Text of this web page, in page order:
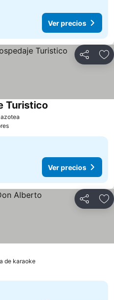
Ver precios
Compartir
Turistico
Ver precios
Compartir
de karaoke